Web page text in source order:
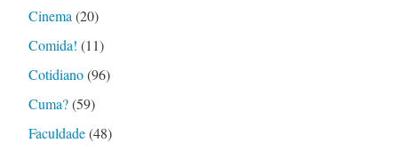
Cinema (20)
Comida! (11)
Cotidiano(96)
Cuma?(59)
Faculdade(48)